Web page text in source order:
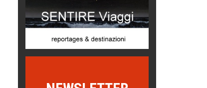
Turismo in Miniera
Puglia - Tra storia e recupero